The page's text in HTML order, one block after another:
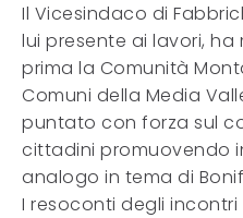
Il Vicesindaco di
lui presente ai lavori,
prima la Comunità
Comuni della Media
puntato con forza sul
cittadini promuovendo
analogo in tema di
I resoconti degli